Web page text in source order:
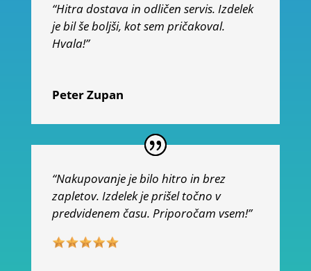
“Hitra dostava in odličen servis. Izdelek
je bil še boljši, kot sem pričakoval.
Hvala!”
Peter Zupan
“Nakupovanje je bilo hitro in brez
zapletov. Izdelek je prišel točno v
predvidenem času. Priporočam vsem!”